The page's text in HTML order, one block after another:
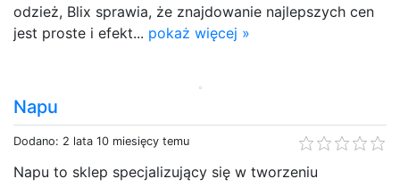
odzież, Blix sprawia, że znajdowanie najlepszych cen
jest proste i efekt... pokaż więcej »
Napu
Dodano: 2 lata 10 miesięcy temu
Napu to sklep specjalizujący się w tworzeniu